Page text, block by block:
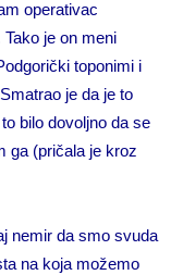
operativac
je on meni
toponimi i
je da je to
bilo dovoljno da se
ga (pričala je kroz
nemir da smo svuda
na koja možemo